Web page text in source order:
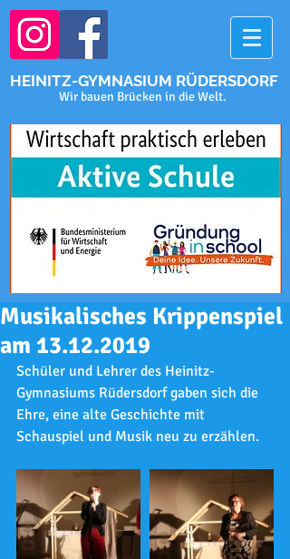
HEINITZ-GYMNASIUM RÜDERSDORF
Wir bauen Brücken in die Welt.
Musikalisches Krippenspiel
am 13.12.2019
Schüler und Lehrer des Heinitz-
Gymnasiums Rüdersdorf gaben sich die
Ehre, eine alte Geschichte mit
Schauspiel und Musik neu zu erzählen.